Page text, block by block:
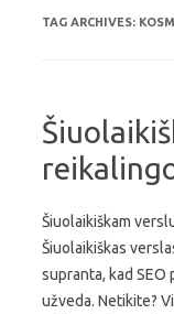
TAG ARCHIVES:
Šiuolaikiškam
Šiuolaikiškas
supranta, kad SEO
užveda. Netikite?